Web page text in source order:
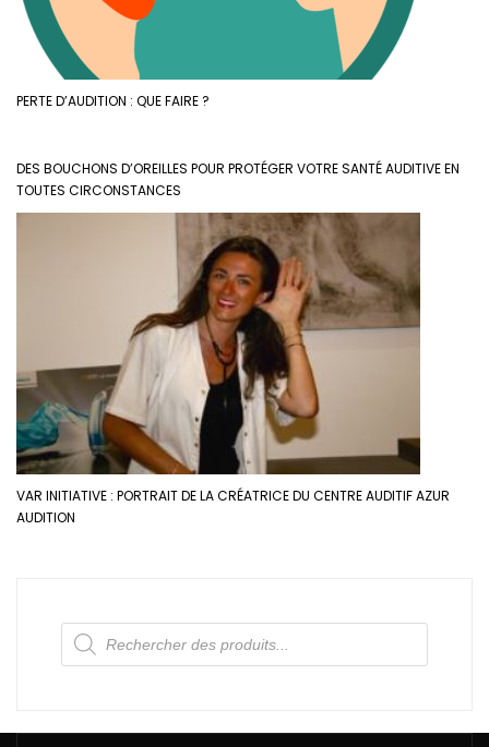
PERTE D’AUDITION : QUE FAIRE ?
DES BOUCHONS D’OREILLES POUR PROTÉGER VOTRE SANTÉ AUDITIVE EN
TOUTES CIRCONSTANCES
VAR INITIATIVE : PORTRAIT DE LA CRÉATRICE DU CENTRE AUDITIF AZUR
AUDITION
Recherche
de
produits